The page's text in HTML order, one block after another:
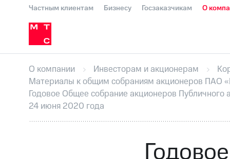
Частным клиентам Бизнесу Госзаказчикам О
Медиа-центр
Инвесторам и акционерам
Устойчивое развитие
Комплаенс и деловая этика
Пресс-релизыМТС о технологиях
Корпоративное управление
ПАО "МТС"Собрания акционеров
ОписаниеПрограмма приобретения
Еврооблигации-2023
О компании Инвесторам и акционерам
Материалы к общим собраниям акционеров ПАО
Годовое Общее собрание акционеров
24 июня 2020 года